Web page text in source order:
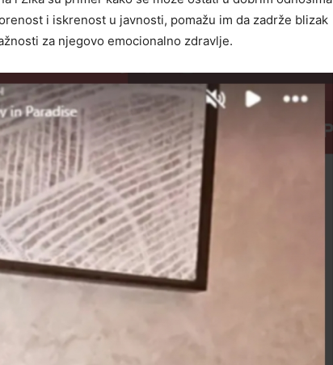
i iskrenost u javnosti, pomažu im da zadrže blizak
za njegovo emocionalno zdravlje.